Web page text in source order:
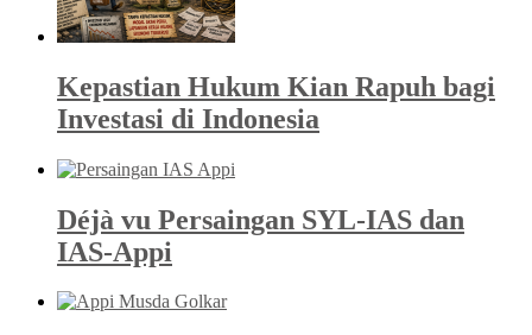
Kepastian Hukum Kian Rapuh bagi
Investasi di Indonesia
Déjà vu Persaingan SYL-IAS dan
IAS-Appi